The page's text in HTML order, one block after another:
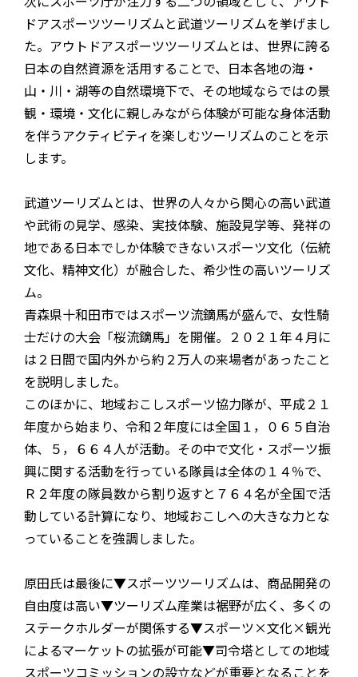
ドアスポーツツーリズムと武道ツーリズムを挙げまし
た。アウトドアスポーツツーリズムとは、世界に誇る
日本の自然資源を活用することで、日本各地の海・
山・川・湖等の自然環境下で、その地域ならではの景
観・環境・文化に親しみながら体験が可能な身体活動
を伴うアクティビティを楽しむツーリズムのことを示
します。
武道ツーリズムとは、世界の人々から関心の高い武道
や武術の見学、感染、実技体験、施設見学等、発祥の
地である日本でしか体験できないスポーツ文化（伝統
文化、精神文化）が融合した、希少性の高いツーリズ
ム。
青森県十和田市ではスポーツ流鏑馬が盛んで、女性騎
士だけの大会「桜流鏑馬」を開催。２０２１年４月に
は２日間で国内外から約２万人の来場者があったこと
を説明しました。
このほかに、地域おこしスポーツ協力隊が、平成２１
年度から始まり、令和２年度には全国１，０６５自治
体、５，６６４人が活動。その中で文化・スポーツ振
興に関する活動を行っている隊員は全体の１４％で、
Ｒ２年度の隊員数から割り返すと７６４名が全国で活
動している計算になり、地域おこしへの大きな力とな
っていることを強調しました。
原田氏は最後に▼スポーツツーリズムは、商品開発の
自由度は高い▼ツーリズム産業は裾野が広く、多くの
ステークホルダーが関係する▼スポーツ×文化×観光
によるマーケットの拡張が可能▼司令塔としての地域
スポーツコミッションの設立などが重要となることを